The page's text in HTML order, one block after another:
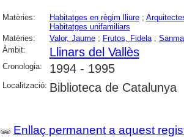
Matèries: Habitatges en règim lliure;
Habitatges unifamiliars
Matèries:
Valor, Jaume; Frutos, Fidela;
Àmbit:
Llinars del Vallès
Cronologia: 1994 - 1995
Localització: Biblioteca de Catalunya
Enllaç permanent a aquest